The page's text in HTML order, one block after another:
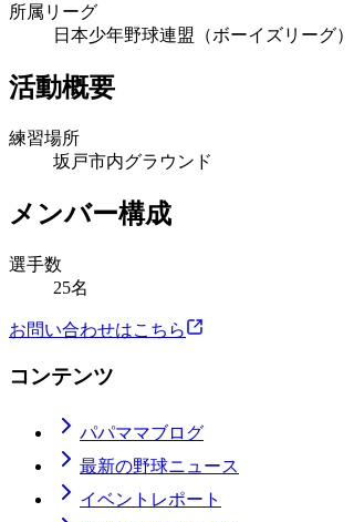
所属リーグ
日本少年野球連盟（ボーイズリーグ）
活動概要
練習場所
坂戸市内グラウンド
メンバー構成
選手数
25名
お問い合わせはこちら
コンテンツ
パパママブログ
最新の野球ニュース
イベントレポート